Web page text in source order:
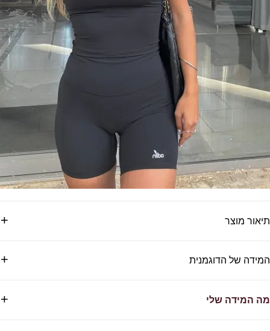
תיאור מוצר
המידה של הדוגמנית
מה המידה שלי